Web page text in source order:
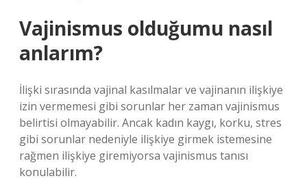
Vajinismus olduğumu nasıl
anlarım?
İlişki sırasında vajinal kasılmalar ve vajinanın ilişkiye
izin vermemesi gibi sorunlar her zaman vajinismus
belirtisi olmayabilir. Ancak kadın kaygı, korku, stres
gibi sorunlar nedeniyle ilişkiye girmek istemesine
rağmen ilişkiye giremiyorsa vajinismus tanısı
konulabilir.